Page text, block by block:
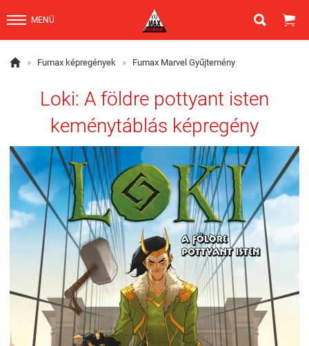
MENÜ  
 » Fumax képregények » Fumax Marvel Gyűjtemény
Loki: A földre pottyant isten
keménytáblás képregény